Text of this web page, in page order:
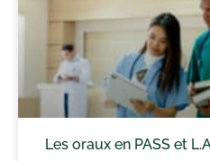
Les oraux en PASS et